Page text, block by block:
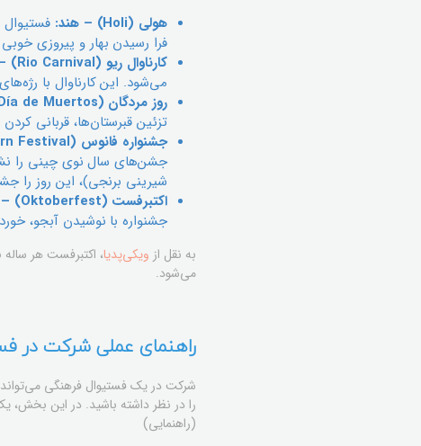
هولی (Holi) – هند:
فرا رسیدن بهار و پیروزی
کارناوال ریو (Rio Carnival) – برزیل:
می‌شود. این کارناوال با
روز مردگان (Día de Muertos) – مکزیک:
تزئین قبرستان‌ها، قربانی
جشنواره فانوس (Lantern Festival) – چین:
جشن‌های سال نوی چینی را
شیرینی برنجی)، این روز را
اکتبرفست (Oktoberfest) – آلمان:
جشنواره با نوشیدن آبجو،
به نقل از ویکی‌پدیا، اکتبرفست هر
می‌شود.
راهنمای عملی شرکت در
شرکت در یک فستیوال فرهنگی می‌تواند
را در نظر داشته باشید. در این بخش،
(راهنمایی)